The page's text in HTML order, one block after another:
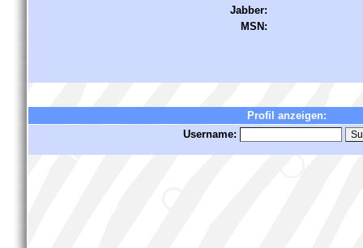
Jabber:
MSN:
Profil anzeigen:
Username: